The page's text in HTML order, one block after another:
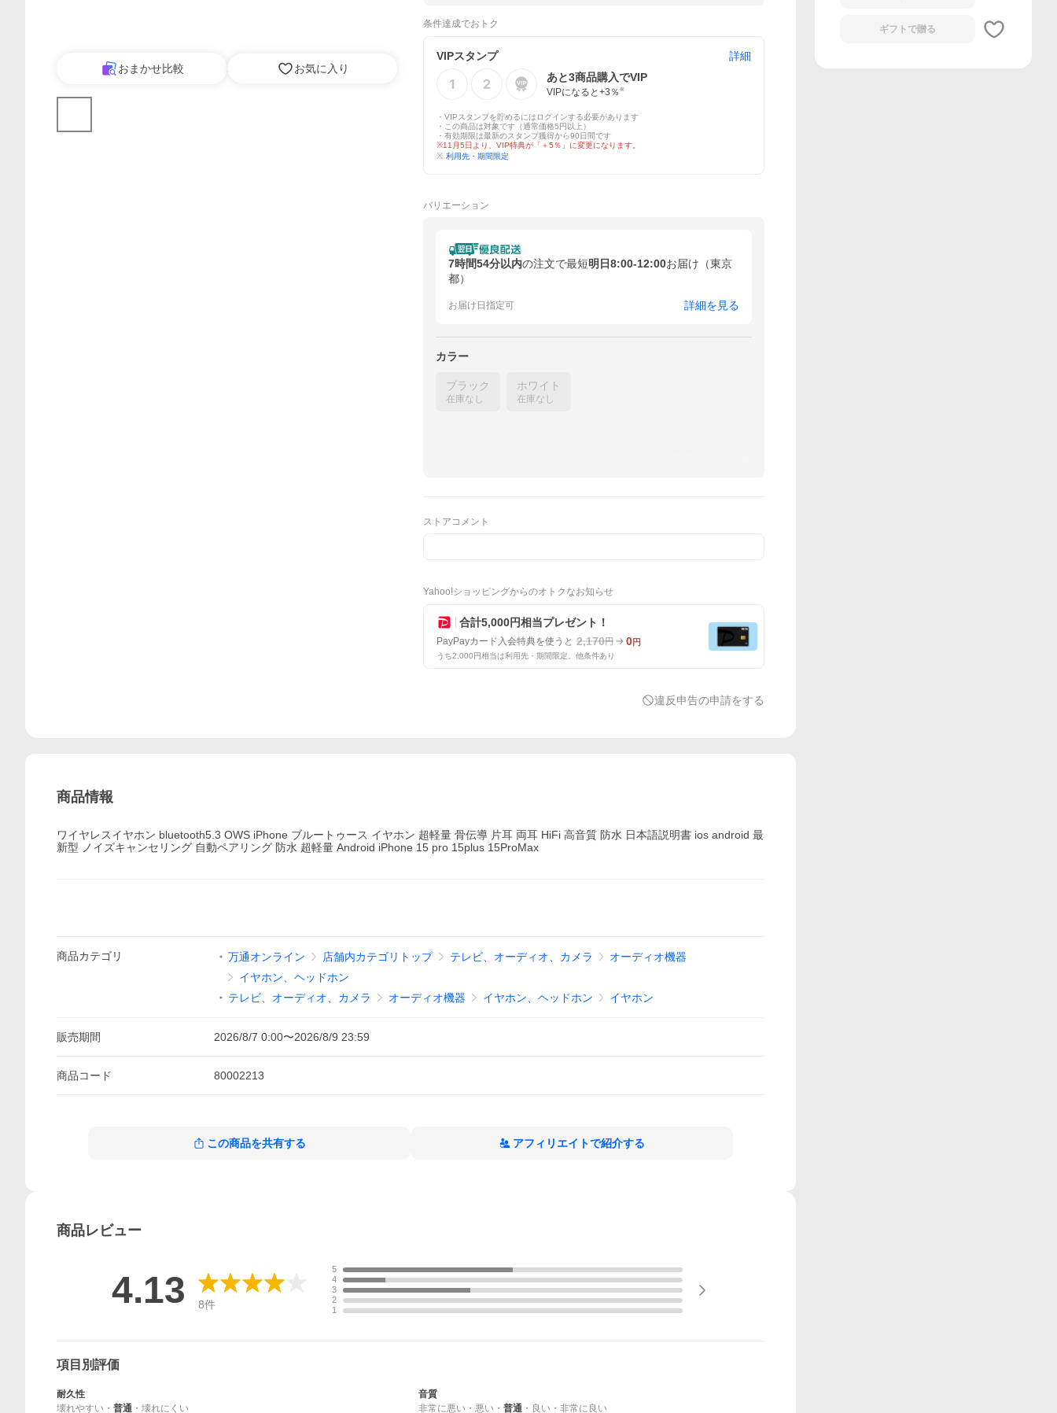
おまかせ比較 お気に入り
条件達成でおトク
VIPスタンプ
詳細
あと3商品購入でVIP
VIPになると+3 ％ ※
・VIPスタンプを貯めるにはログインする必要があります
・この商品は対象です（通常価格5円以上）
・有効期限は最新のスタンプ獲得から90日間です
※11月5日より、VIP特典が「＋5％」に変更になります。
※ 利用先・期間限定
バリエーション
7時間54分以内の注文で最短明日8:00-12:00お届け（東京
都）
お届け日指定可 詳細を見る
カラー
ブラック
在庫なし
ホワイト
在庫なし
ストアコメント
Yahoo!ショッピングからのオトクなお知らせ
合計5,000円相当プレゼント！
PayPayカード入会特典を使うと 2,170円 0円
うち2,000円相当は利用先・期間限定。他条件あり
違反申告の申請をする
商品情報
ワイヤレスイヤホン bluetooth5.3 OWS iPhone ブルートゥース イヤホン 超軽量 骨伝導 片耳 両耳 HiFi 高音質 防水 日本語説明書 ios android 最
新型 ノイズキャンセリング 自動ペアリング 防水 超軽量 Android iPhone 15 pro 15plus 15ProMax
商品カテゴリ 万通オンライン 店舗内カテゴリトップ テレビ、オーディオ、カメラ
オーディオ機器
イヤホン、ヘッドホン
テレビ、オーディオ、カメラ
オーディオ機器 イヤホン、ヘッドホン イヤホン
販売期間 2026/8/7 0:00〜2026/8/9 23:59
商品コード 80002213
この商品を共有する アフィリエイトで紹介する
商品レビュー
4.13 8件
5
4
3
2
1
項目別評価
耐久性
壊れやすい ・ 普通 ・ 壊れにくい
音質
非常に悪い ・ 悪い ・ 普通 ・ 良い ・ 非常に良い
ギフトで贈る